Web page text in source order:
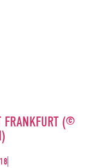
FRANKFURT (©